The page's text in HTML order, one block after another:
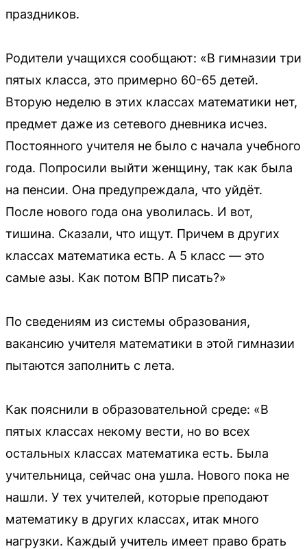
праздников.
Родители учащихся сообщают: «В гимназии три
пятых класса, это примерно 60-65 детей.
Вторую неделю в этих классах математики нет,
предмет даже из сетевого дневника исчез.
Постоянного учителя не было с начала учебного
года. Попросили выйти женщину, так как была
на пенсии. Она предупреждала, что уйдёт.
После нового года она уволилась. И вот,
тишина. Сказали, что ищут. Причем в других
классах математика есть. А 5 класс — это
самые азы. Как потом ВПР писать?»
По сведениям из системы образования,
вакансию учителя математики в этой гимназии
пытаются заполнить с лета.
Как пояснили в образовательной среде: «В
пятых классах некому вести, но во всех
остальных классах математика есть. Была
учительница, сейчас она ушла. Нового пока не
нашли. У тех учителей, которые преподают
математику в других классах, итак много
нагрузки. Каждый учитель имеет право брать